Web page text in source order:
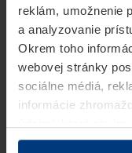
reklám, umožnenie
a analyzovanie
Okrem toho
webovej stránky
sociálne médiá,
informácie
v rámci Vášho